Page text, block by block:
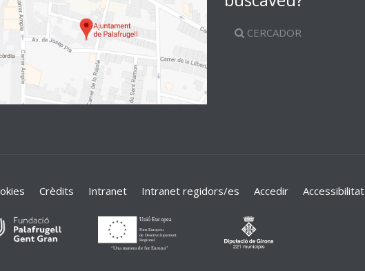
CERCADOR
Crèdits Intranet Intranet regidors/es Accedir Accessibilitat